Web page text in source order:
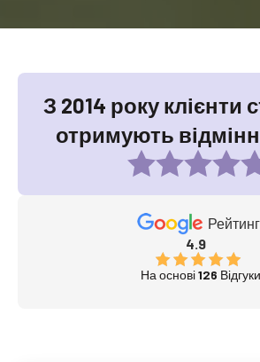
З 2014 року клієнти
отримують
Рейтинг
4.9
На основі126 Відгуки